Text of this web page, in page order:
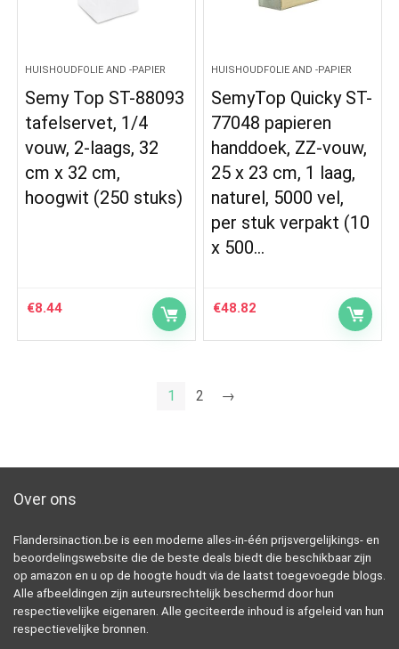
HUISHOUDFOLIE AND -PAPIER
Semy Top ST-88093
tafelservet, 1/4
vouw, 2-laags, 32
cm x 32 cm,
hoogwit (250 stuks)
€8.44
HUISHOUDFOLIE AND -PAPIER
SemyTop Quicky ST-
77048 papieren
handdoek, ZZ-vouw,
25 x 23 cm, 1 laag,
naturel, 5000 vel,
per stuk verpakt (10
x 500…
€48.82
1 2 →
Over ons
Flandersinaction.be is een moderne alles-in-één prijsvergelijkings- en
beoordelingswebsite die de beste deals biedt die beschikbaar zijn
op amazon en u op de hoogte houdt via de laatst toegevoegde blogs.
Alle afbeeldingen zijn auteursrechtelijk beschermd door hun
respectievelijke eigenaren. Alle geciteerde inhoud is afgeleid van hun
respectievelijke bronnen.